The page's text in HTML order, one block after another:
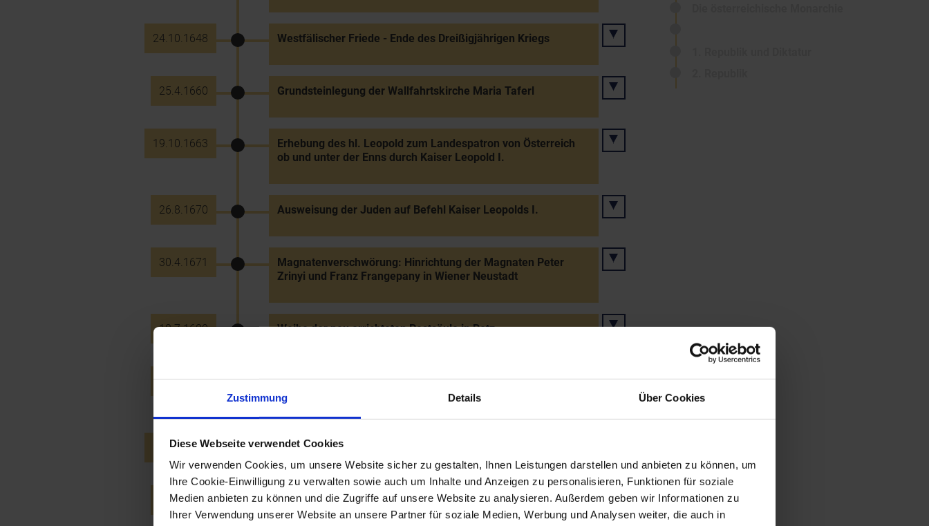
Zustimmung Details Über Cookies
Diese Webseite verwendet Cookies
Wir verwenden Cookies, um unsere Website sicher zu gestalten, Ihnen Leistungen darstellen und anbieten zu können, um
Ihre Cookie-Einwilligung zu verwalten sowie auch um Inhalte und Anzeigen zu personalisieren, Funktionen für soziale
Medien anbieten zu können und die Zugriffe auf unsere Website zu analysieren. Außerdem geben wir Informationen zu
Ihrer Verwendung unserer Website an unsere Partner für soziale Medien, Werbung und Analysen weiter, die auch in
24.10.1648 Westfälischer Friede - Ende des Dreißigjährigen Kriegs
25.4.1660 Grundsteinlegung der Wallfahrtskirche Maria Taferl
19.10.1663
Erhebung des hl. Leopold zum Landespatron von Österreich
ob und unter der Enns durch Kaiser Leopold I.
26.8.1670 Ausweisung der Juden auf Befehl Kaiser Leopolds I.
30.4.1671
Magnatenverschwörung: Hinrichtung der Magnaten Peter
Zrinyi und Franz Frangepany in Wiener Neustadt
18.7.1680 Weihe der neu errichteten Pestsäule in Retz
22.7.1681
Namenstagsfest Kaiserin Eleonore Magdalenas auf Schloss
Frohsdorf
24.10.1681 Stadtbrand in Retz
31.3.1683
Bündnis Kaiser Leopolds I. mit König Jan III. Sobieski von
Polen